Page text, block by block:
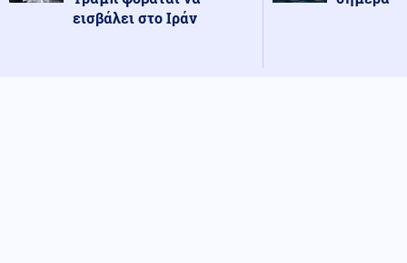
εισβάλει στο Ιράν